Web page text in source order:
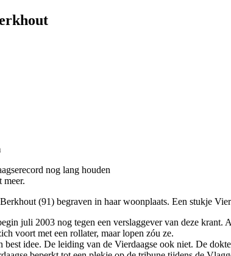
nog lang houden
meer.
(91) begraven in haar woonplaats. Een stukje
juli 2003 nog tegen een verslaggever van deze
voort met een rollater, maar lopen zóu ze.
best idee. De leiding van de Vierdaagse ook niet. De